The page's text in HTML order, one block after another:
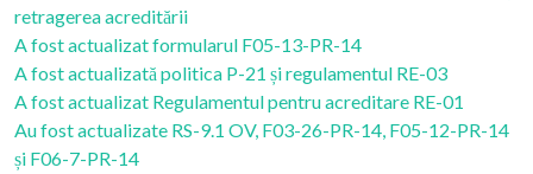
retragerea acreditării
A fost actualizat formularul F05-13-PR-14
A fost actualizată politica P-21 și regulamentul RE-03
A fost actualizat Regulamentul pentru acreditare RE-01
Au fost actualizate RS-9.1 OV, F03-26-PR-14, F05-12-PR-14
și F06-7-PR-14